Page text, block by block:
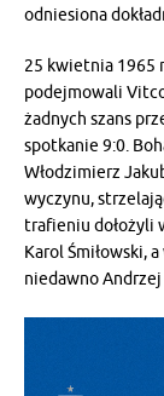
odniesiona
25 kwietnia 1965
podejmowali
żadnych szans
spotkanie 9:0.
Włodzimierz
wyczynu,
trafieniu dołożyli
Karol Śmiłowski,
niedawno